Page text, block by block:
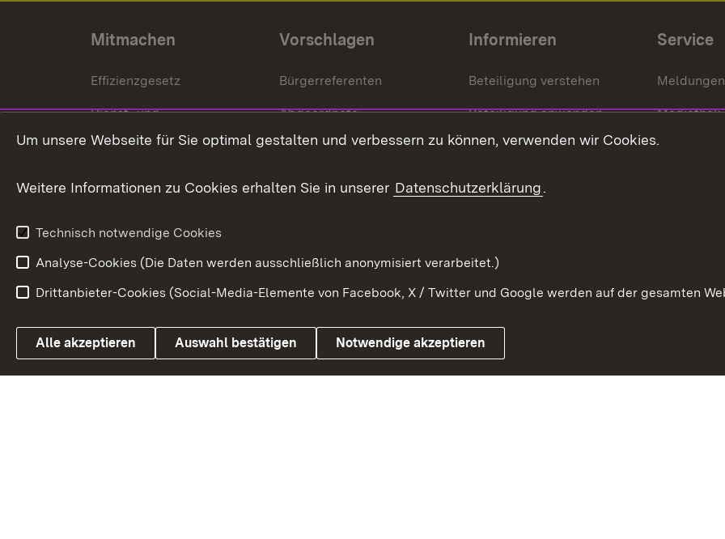
Mitmachen
Effizienzgesetz
Dienst- und
Versorgungsbezüge
Weitere
Vorschlagen
Bürgerreferenten
Abgeordnete
Bürgerbeauftragte
Informieren
Beteiligung verstehen
Beteiligung anwenden
Beteiligung stärken
Service
Meldungen
Mediathek
Link zum Landesportal
Impressum Kontakt
Um unsere Webseite für Sie optimal gestalten und verbessern zu können, verwenden wir Cookies.
Weitere Informationen zu Cookies erhalten Sie in unserer Datenschutzerklärung.
Technisch notwendige Cookies
Analyse-Cookies (Die Daten werden ausschließlich anonymisiert verarbeitet.)
Drittanbieter-Cookies (Social-Media-Elemente von Facebook, X / Twitter und Google werden auf der gesamten
Alle akzeptieren Auswahl bestätigen Notwendige akzeptieren